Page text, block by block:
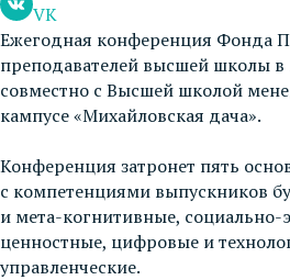
VK
Ежегодная конференция Фонда
преподавателей высшей школы в
совместно с Высшей школой
кампусе «Михайловская дача».
Конференция затронет пять
с компетенциями выпускников
и мета-когнитивные,
ценностные, цифровые и
управленческие.